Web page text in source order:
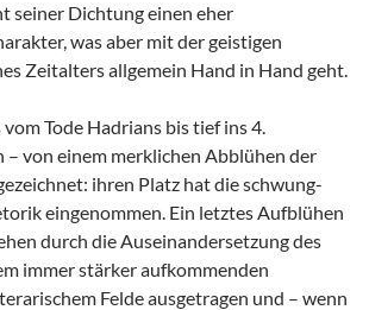
seiner Dichtung einen eher
was aber mit der geistigen
Zeitalters allgemein Hand in Hand geht.
Tode Hadrians bis tief ins 4.
– von einem merklichen Abblühen der
ihren Platz hat die schwung-
eingenommen. Ein letztes Aufblühen
durch die Auseinandersetzung des
immer stärker aufkommenden
Felde ausgetragen und – wenn